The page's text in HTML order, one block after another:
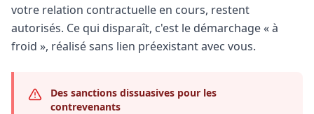
votre relation contractuelle en cours, restent
autorisés. Ce qui disparaît, c'est le démarchage « à
froid », réalisé sans lien préexistant avec vous.
Des sanctions dissuasives pour les
contrevenants